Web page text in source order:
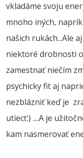
vkladáme svoju
mnoho iných,
našich rukách...Ale
niektoré drobnosti
zamestnať niečím
psychicky fit aj
nezblázniť keď je
utiecť:) ....A je
kam nasmerovať